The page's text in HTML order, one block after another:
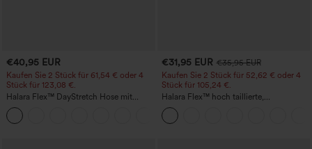
€40,95 EUR
Kaufen Sie 2 Stück für 61,54 € oder 4
Stück für 123,08 €.
Halara Flex™ DayStretch Hose mit
mittlerer Bundhöhe, seitlicher
Reißverschlusstasche und
Work‑Flare‑Schnitt
€31,95 EUR €35,95 EUR
Kaufen Sie 2 Stück für 52,62 € oder 4
Stück für 105,24 €.
Halara Flex™ hoch taillierte,
figurformende Arbeitshose, die die Taille
schmaler wirken lässt, mit Taschen,
weitem Bein und Mikro-Waffelstruktur